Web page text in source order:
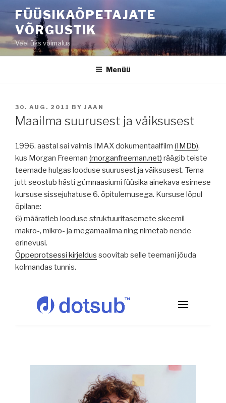
juurde
FÜÜSIKAÕPETAJATE
VÕRGUSTIK
Veel üks võimalus
Menüü
POSTED
ON
30. AUG. 2011 BY JAAN
Maailma suurusest ja väiksusest
1996. aastal sai valmis IMAX dokumentaalfilm (IMDb),
kus Morgan Freeman (morganfreeman.net) räägib teiste
teemade hulgas looduse suurusest ja väiksusest. Tema
jutt seostub hästi gümnaasiumi füüsika ainekava esimese
kursuse sissejuhatuse 6. õpitulemusega. Kursuse lõpul
õpilane:
6) määratleb looduse struktuuritasemete skeemil
makro-, mikro- ja megamaailma ning nimetab nende
erinevusi.
Õppeprotsessi kirjeldus soovitab selle teemani jõuda
kolmandas tunnis.